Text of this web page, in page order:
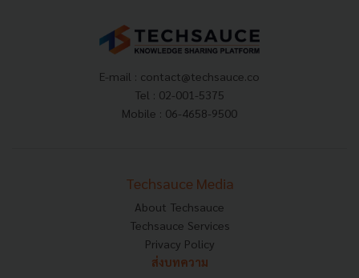
E-mail : contact@techsauce.co
Tel : 02-001-5375
Mobile : 06-4658-9500
Techsauce Media
About Techsauce
Techsauce Services
Privacy Policy
ส่งบทความ